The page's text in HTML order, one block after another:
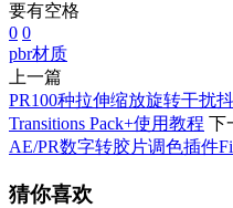
要有空格
0 0
pbr材质
上一篇
PR100种拉伸缩放旋转干扰
Transitions Pack+使用教程 下
AE/PR数字转胶片调色插件
猜你喜欢